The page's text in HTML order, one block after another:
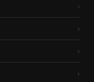
›
›
›
›